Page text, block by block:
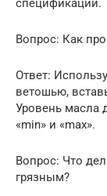
спецификации.
Вопрос: Как
Ответ:
ветошью,
Уровень масла
«min» и «max».
Вопрос: Что
грязным?